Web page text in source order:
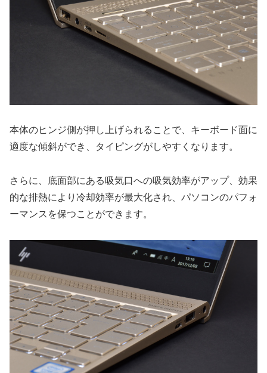
本体のヒンジ側が押し上げられることで、キーボード面に
適度な傾斜ができ、タイピングがしやすくなります。
さらに、底面部にある吸気口への吸気効率がアップ、効果
的な排熱により冷却効率が最大化され、パソコンのパフォ
ーマンスを保つことができます。